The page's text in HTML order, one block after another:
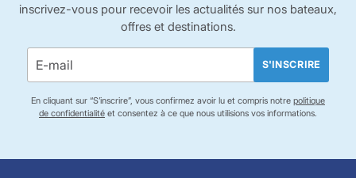
inscrivez-vous pour recevoir les actualités sur nos bateaux,
offres et destinations.
S'INSCRIRE
En cliquant sur “S’inscrire”, vous confirmez avoir lu et compris notre politique
de confidentialité et consentez à ce que nous utilisions vos informations.